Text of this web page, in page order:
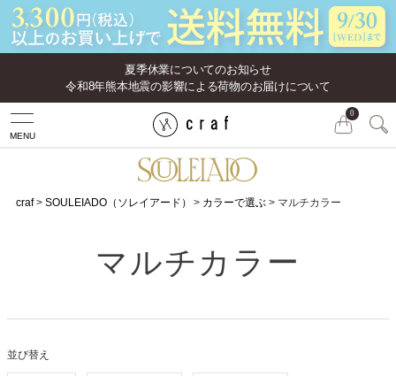
夏季休業についてのお知らせ
令和8年熊本地震の影響による荷物のお届けについて
MENU
0
craf SOULEIADO（ソレイアード） カラーで選ぶ マルチカラー
マルチカラー
並び替え